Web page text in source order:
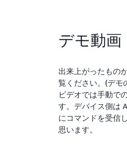
デモ動画
出来上がったもの
覧ください。(デモ
ビデオでは手動で
す。デバイス側は
にコマンドを受信
思います。